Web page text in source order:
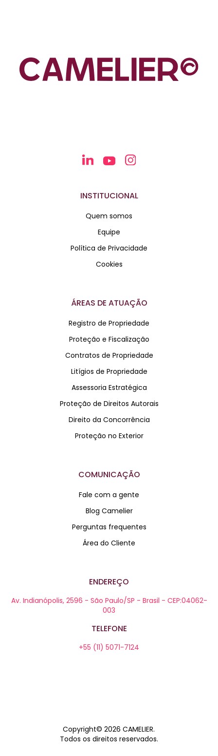
INSTITUCIONAL
Quem somos
Equipe
Política de Privacidade
Cookies
ÁREAS DE ATUAÇÃO
Registro de Propriedade
Proteção e Fiscalização
Contratos de Propriedade
Litígios de Propriedade
Assessoria Estratégica
Proteção de Direitos Autorais
Direito da Concorrência
Proteção no Exterior
COMUNICAÇÃO
Fale com a gente
Blog Camelier
Perguntas frequentes
Área do Cliente
ENDEREÇO
Av. Indianópolis, 2596 - São Paulo/SP - Brasil - CEP:04062-
003
TELEFONE
+55 (11) 5071-7124
Copyright© 2026CAMELIER.
Todos os direitos reservados.